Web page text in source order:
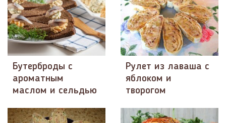
Бутерброды с
ароматным
маслом и сельдью
Рулет из лаваша с
яблоком и
творогом